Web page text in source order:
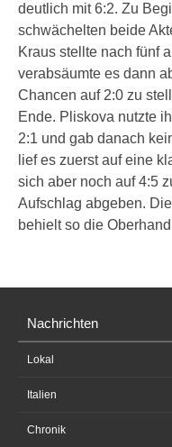
deutlich mit 6:2. Zu
schwächelten beide
Kraus stellte nach fünf
verabsäumte es dann
Chancen auf 2:0 zu
Ende. Pliskova nutzte
2:1 und gab danach
lief es zuerst auf eine
sich aber noch auf 4:5
Aufschlag abgeben.
behielt so die
Nachrichten
Lokal
Italien
Chronik